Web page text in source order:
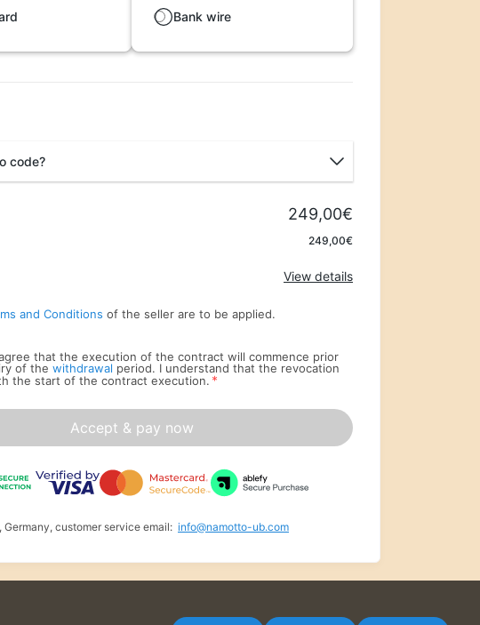
Bank wire
code?
249,00€
249,00€
View details
and Conditions of the seller are to be applied.
that the execution of the contract will commence prior
of the withdrawal period. I understand that the revocation
the start of the contract execution. *
Accept & pay now
customer service email: info@namotto-ub.com